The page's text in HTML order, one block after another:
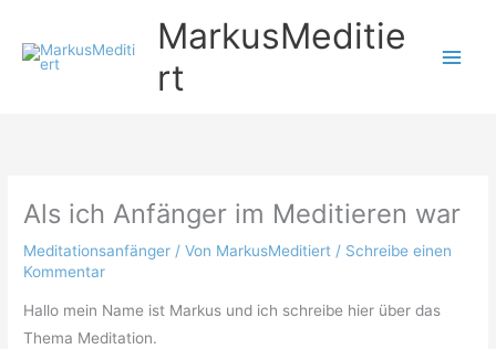
Inhalt
springen
MarkusMeditie
rt
Als ich Anfänger im Meditieren war
Meditationsanfänger / Von MarkusMeditiert / Schreibe einen
Kommentar
Hallo mein Name ist Markus und ich schreibe hier über das
Thema Meditation.